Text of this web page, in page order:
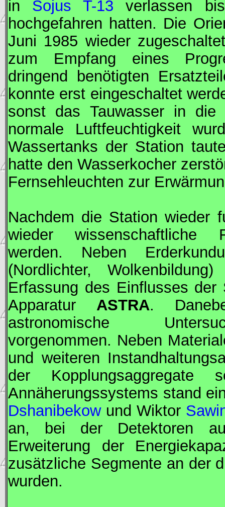
in Sojus T-13 verlassen
hochgefahren hatten. Die
Juni 1985 wieder
zum Empfang eines
dringend benötigten
konnte erst eingeschaltet
sonst das Tauwasser in die
normale Luftfeuchtigkeit
Wassertanks der Station
hatte den Wasserkocher
Fernsehleuchten zur
Nachdem die Station wieder
wieder wissenschaftliche
werden. Neben
(Nordlichter,
Erfassung des Einflusses
Apparatur ASTRA.
astronomische
vorgenommen. Neben
und weiteren
der Kopplungsaggregate
Annäherungssystems stand
Dshanibekowund Wiktor
an, bei der Detektoren
Erweiterung der
zusätzliche Segmente an der
wurden.